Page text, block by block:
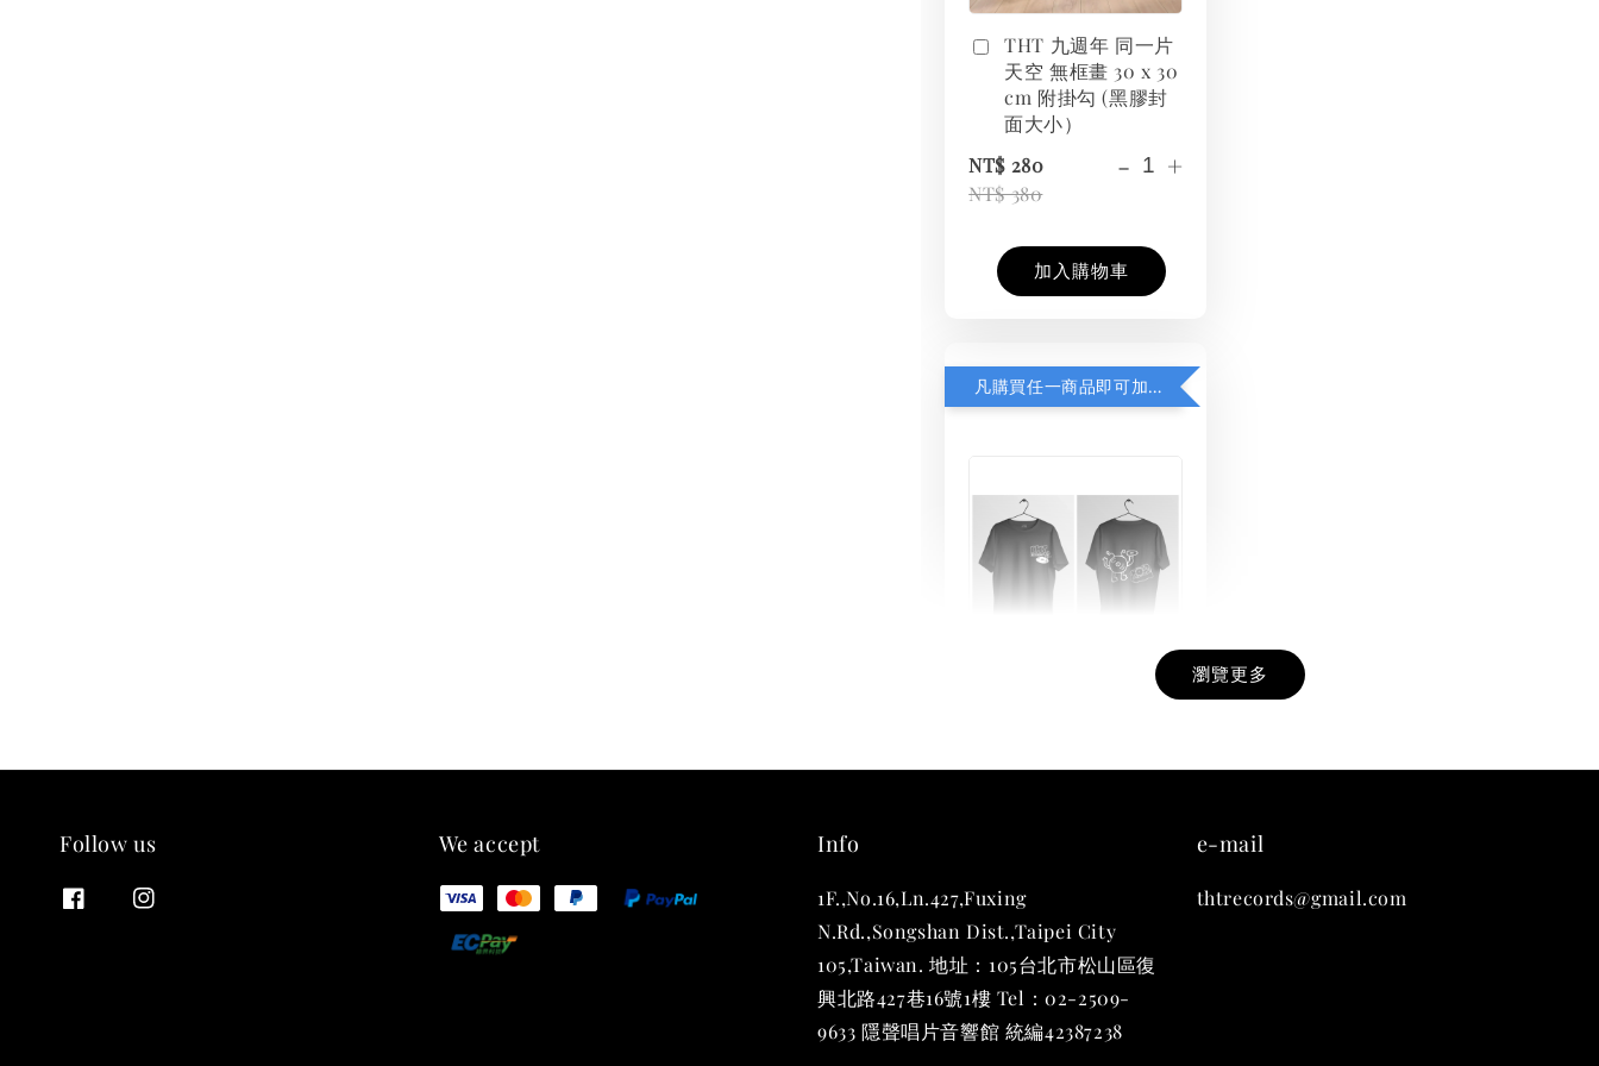
THT 九週年 同一片
天空 無框畫 30 x 30
cm 附掛勾 (黑膠封
面大小）
NT$ 280
NT$ 380
- +
加入購物車
凡購買任一商品即可加購 THT 九週年紀念 T-shirt
THT 九週年紀念 T-
瀏覽更多
Follow us We accept Info
1F.,No.16,Ln.427,Fuxing
N.Rd.,Songshan Dist.,Taipei City
105,Taiwan. 地址：105台北市松山區復
興北路427巷16號1樓 Tel：02-2509-
9633 隱聲唱片音響館 統編42387238
e-mail
thtrecords@gmail.com